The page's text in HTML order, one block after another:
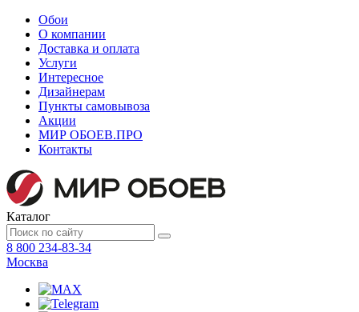
Обои
О компании
Доставка и оплата
Услуги
Интересное
Дизайнерам
Пункты самовывоза
Акции
МИР ОБОЕВ.ПРО
Контакты
Каталог
8 800 234-83-34
Москва